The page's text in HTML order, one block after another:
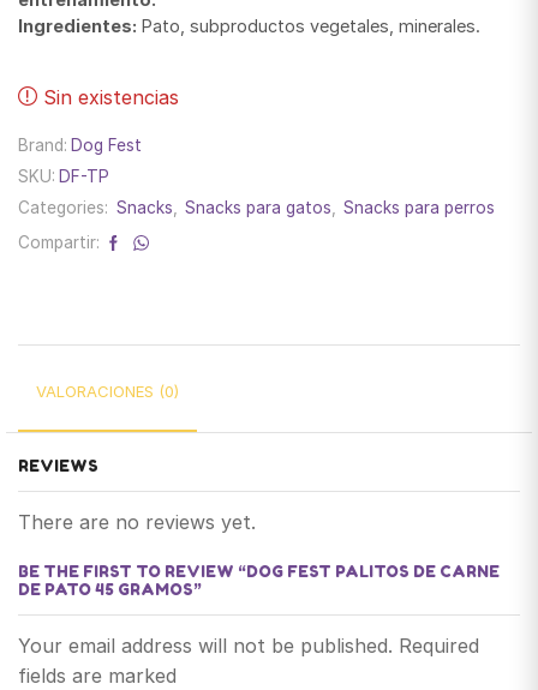
Ingredientes: Pato, subproductos vegetales, minerales.
Sin existencias
Brand: Dog Fest
SKU: DF-TP
Categories: Snacks Snacks para gatos
Snacks para perros
Compartir:
VALORACIONES (0)
REVIEWS
There are no reviews yet.
BE THE FIRST TO REVIEW “DOG FEST PALITOS DE CARNE
DE PATO 45 GRAMOS”
Your email address will not be published. Required
fields are marked